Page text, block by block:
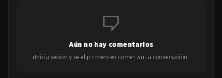
Aún no hay comentarios
¡Inicia sesión y sé el primero en comenzar la conversación!